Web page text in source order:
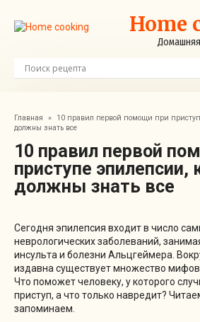
контенту
Home
Главная »
10 правил первой помощи при
должны знать все
10 правил первой помощи при
приступе эпилепсии,
должны знать все
Сегодня эпилепсия входит в число
неврологических заболеваний,
инсульта и болезни Альцгеймера.
издавна существует множество мифов
Что поможет человеку, у которого
приступ, а что только навредит?
запоминаем.